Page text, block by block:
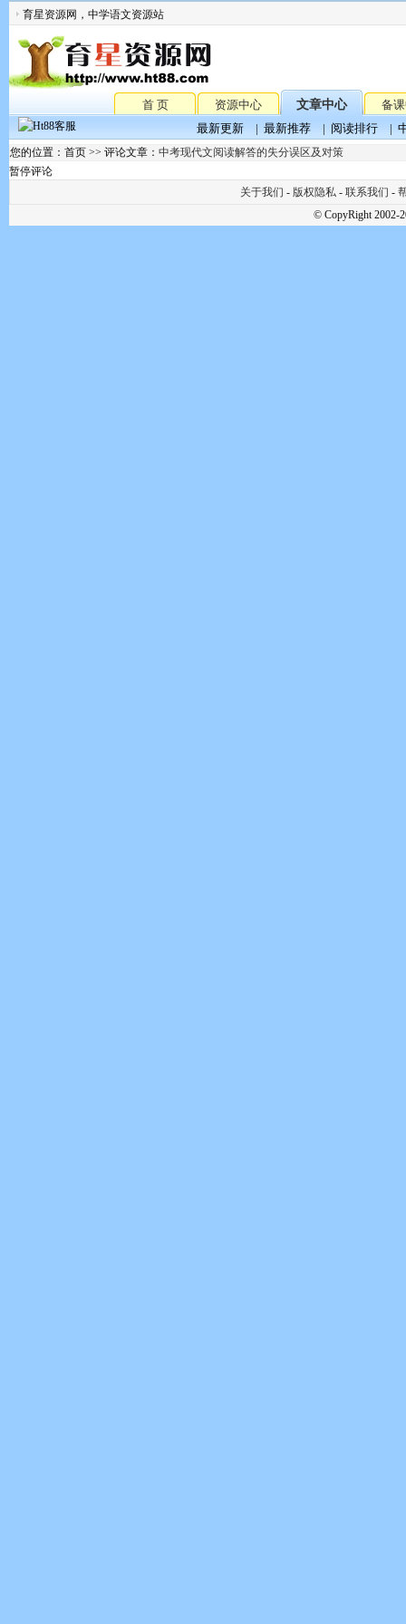
育星资源网，中学语文资源站
首 页 资源中心 文章中心
备
最新更新| 最新推荐| 阅读排行|
您的位置：首页 >> 评论文章： 中考现代文阅读解答的失分误区及对策
暂停评论
关于我们 - 版权隐私 - 联系我们 -
© CopyRight 2002-